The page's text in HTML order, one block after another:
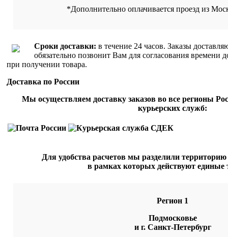
*Дополнительно оплачивается проезд из
Сроки доставки: в течение 24 часов. Заказы
обязательно позвонит Вам для согласования времени
при получении товара.
Доставка по России
Мы осуществляем доставку заказов во все регионы
курьерских служб:
Для удобства расчетов мы разделили территорию
в рамках которых действуют
Регион 1
Подмосковье
и г. Санкт-Петербург